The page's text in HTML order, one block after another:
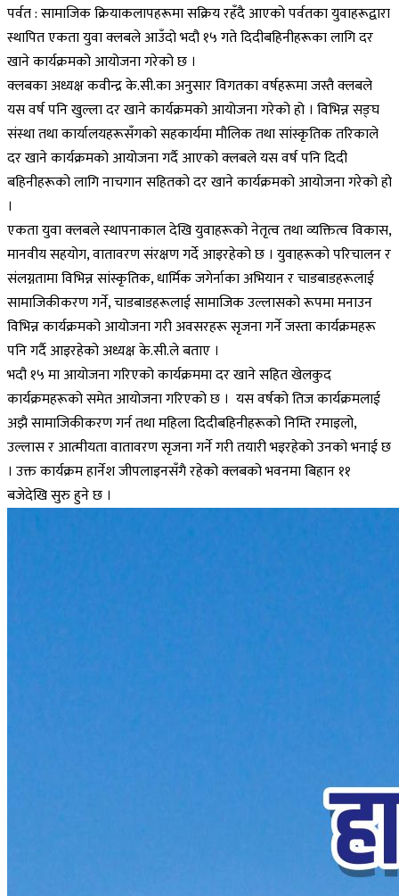
पर्वत : सामाजिक क्रियाकलापहरूमा सक्रिय रहँदै आएको पर्वतका युवाहरूद्वारा
स्थापित एकता युवा क्लबले आउँदो भदौ १५ गते दिदीबहिनीहरूका लागि दर
खाने कार्यक्रमको आयोजना गरेको छ ।
क्लबका अध्यक्ष कवीन्द्र के.सी.का अनुसार विगतका वर्षहरूमा जस्तै क्लबले
यस वर्ष पनि खुल्ला दर खाने कार्यक्रमको आयोजना गरेको हो । विभिन्न सङ्घ
संस्था तथा कार्यालयहरूसँगको सहकार्यमा मौलिक तथा सांस्कृतिक तरिकाले
दर खाने कार्यक्रमको आयोजना गर्दै आएको क्लबले यस वर्ष पनि दिदी
बहिनीहरूको लागि नाचगान सहितको दर खाने कार्यक्रमको आयोजना गरेको हो
।
एकता युवा क्लबले स्थापनाकाल देखि युवाहरूको नेतृत्व तथा व्यक्तित्व विकास,
मानवीय सहयोग, वातावरण संरक्षण गर्दे आइरहेको छ । युवाहरूको परिचालन र
संलग्नतामा विभिन्न सांस्कृतिक, धार्मिक जगेर्नाका अभियान र चाडबाडहरूलाई
सामाजिकीकरण गर्ने, चाडबाडहरूलाई सामाजिक उल्लासको रूपमा मनाउन
विभिन्न कार्यक्रमको आयोजना गरी अवसरहरू सृजना गर्ने जस्ता कार्यक्रमहरू
पनि गर्दै आइरहेको अध्यक्ष के.सी.ले बताए ।
भदौ १५ मा आयोजना गरिएको कार्यक्रममा दर खाने सहित खेलकुद
कार्यक्रमहरूको समेत आयोजना गरिएको छ । यस वर्षको तिज कार्यक्रमलाई
अझै सामाजिकीकरण गर्न तथा महिला दिदीबहिनीहरूको निम्ति रमाइलो,
उल्लास र आत्मीयता वातावरण सृजना गर्ने गरी तयारी भइरहेको उनको भनाई छ
। उक्त कार्यक्रम हार्नेश जीपलाइनसँगै रहेको क्लबको भवनमा बिहान ११
बजेदेखि सुरु हुने छ ।